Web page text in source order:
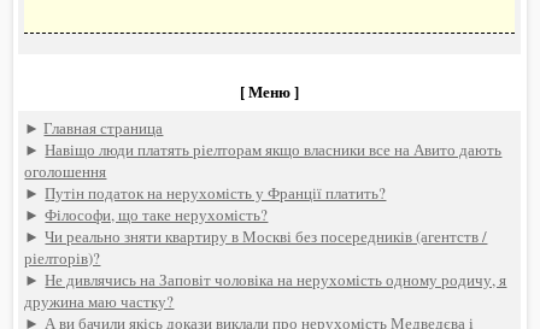
[ Меню ]
►Главная страница
►Навіщо люди платять ріелторам якщо власники все на Авито дають
оголошення
►Путін податок на нерухомість у Франції платить?
►Філософи, що таке нерухомість?
►Чи реально зняти квартиру в Москві без посередників (агентств /
ріелторів)?
►Не дивлячись на Заповіт чоловіка на нерухомість одному родичу, я
дружина маю частку?
►А ви бачили якісь докази виклали про нерухомість Медведєва і